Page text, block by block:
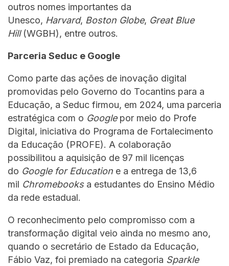
outros nomes importantes da
Unesco, Harvard, Boston Globe, Great Blue
Hill(WGBH), entre outros.
Parceria Seduc e Google
Como parte das ações de inovação digital
promovidas pelo Governo do Tocantins para a
Educação, a Seduc firmou, em 2024, uma parceria
estratégica com o Googlepor meio do Profe
Digital, iniciativa do Programa de Fortalecimento
da Educação (PROFE). A colaboração
possibilitou a aquisição de 97 mil licenças
do Google for Education e a entrega de 13,6
mil Chromebooksa estudantes do Ensino Médio
da rede estadual.
O reconhecimento pelo compromisso com a
transformação digital veio ainda no mesmo ano,
quando o secretário de Estado da Educação,
Fábio Vaz, foi premiado na categoria Sparkle